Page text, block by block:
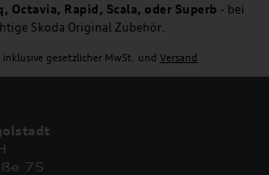
Octavia, Rapid, Scala, oder Superb - bei
Skoda Original Zubehör.
inklusive gesetzlicher MwSt. und Versand
75